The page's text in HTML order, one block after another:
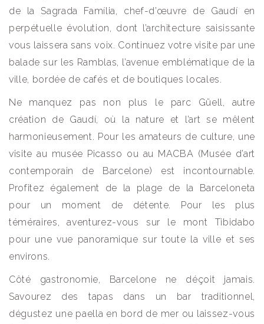
de la Sagrada Família, chef-d’œuvre de Gaudí en
perpétuelle évolution, dont l’architecture saisissante
vous laissera sans voix. Continuez votre visite par une
balade sur les Ramblas, l’avenue emblématique de la
ville, bordée de cafés et de boutiques locales.
Ne manquez pas non plus le parc Güell, autre
création de Gaudí, où la nature et l’art se mêlent
harmonieusement. Pour les amateurs de culture, une
visite au musée Picasso ou au MACBA (Musée d’art
contemporain de Barcelone) est incontournable.
Profitez également de la plage de la Barceloneta
pour un moment de détente. Pour les plus
téméraires, aventurez-vous sur le mont Tibidabo
pour une vue panoramique sur toute la ville et ses
environs.
Côté gastronomie, Barcelone ne déçoit jamais.
Savourez des tapas dans un bar traditionnel,
dégustez une paella en bord de mer ou laissez-vous